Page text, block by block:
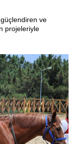
ve
projeleriyle